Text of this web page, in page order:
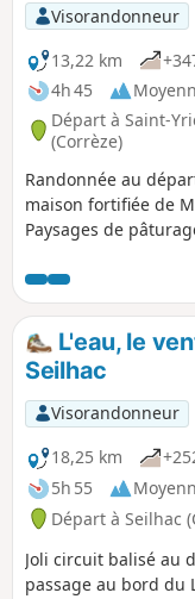
Visorandonneur
13,22 km
4h 45
Départ à Saint-
(Corrèze)
Randonnée au
maison fortifiée de
Paysages de
avant de la franchir
Lignou.
L'eau, le
Seilhac
Visorandonneur
18,25 km
5h 55
Départ à Seilhac
Joli circuit balisé au
passage au bord du